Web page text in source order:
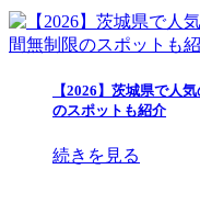
【2026】茨城県で人
のスポットも紹介
続きを見る